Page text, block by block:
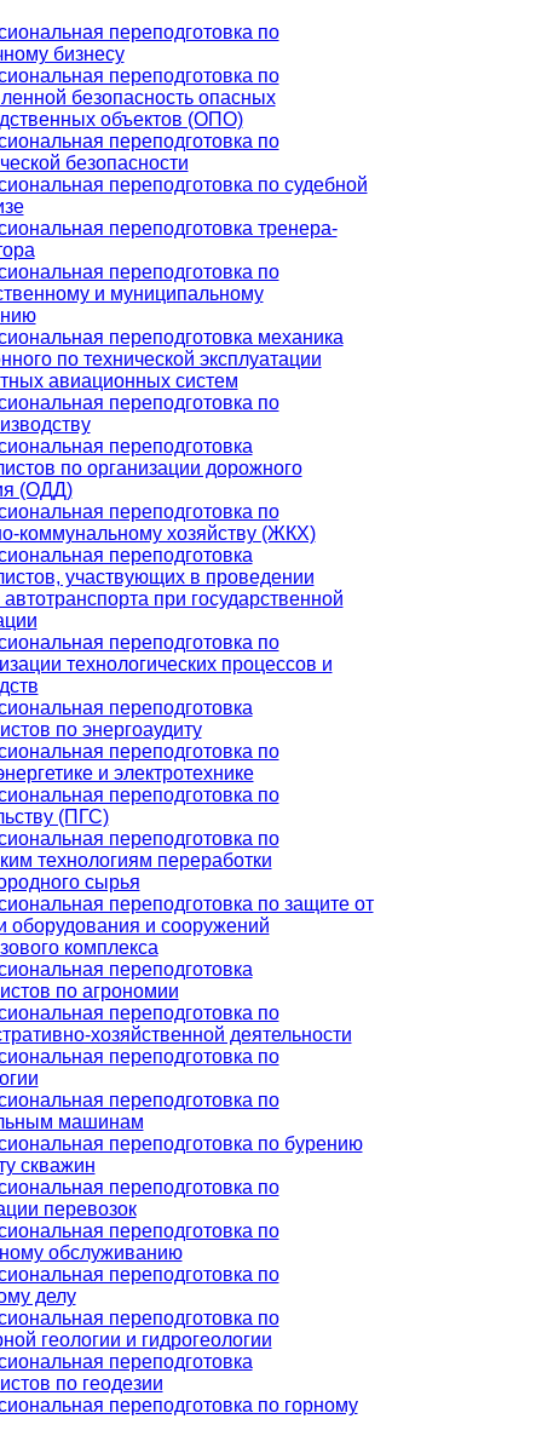
переподготовка по
бизнесу
переподготовка по
безопасность опасных
объектов (ОПО)
переподготовка по
безопасности
переподготовка по судебной
переподготовка тренера-
переподготовка по
и муниципальному
переподготовка механика
по технической эксплуатации
авиационных систем
переподготовка по
переподготовка
по организации дорожного
(ОДД)
переподготовка по
коммунальному хозяйству (ЖКХ)
переподготовка
участвующих в проведении
при государственной
переподготовка по
технологических процессов и
переподготовка
по энергоаудиту
переподготовка по
и электротехнике
переподготовка по
(ПГС)
переподготовка по
технологиям переработки
сырья
переподготовка по защите от
оборудования и сооружений
комплекса
переподготовка
по агрономии
переподготовка по
хозяйственной деятельности
переподготовка по
переподготовка по
машинам
переподготовка по бурению
скважин
переподготовка по
перевозок
переподготовка по
обслуживанию
переподготовка по
делу
переподготовка по
геологии и гидрогеологии
переподготовка
по геодезии
переподготовка по горному